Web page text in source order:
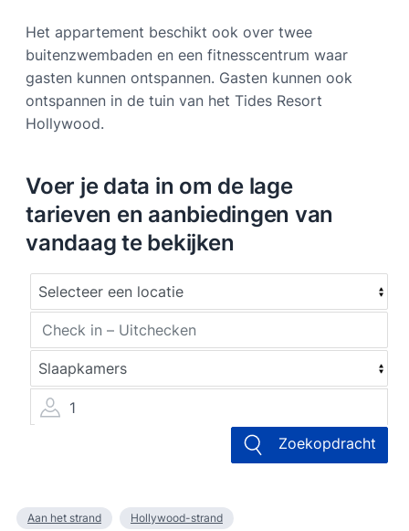
Het appartement beschikt ook over twee
buitenzwembaden en een fitnesscentrum waar
gasten kunnen ontspannen. Gasten kunnen ook
ontspannen in de tuin van het Tides Resort
Hollywood.
Voer je data in om de lage
tarieven en aanbiedingen van
vandaag te bekijken
1
Zoekopdracht
Aan het strand Hollywood-strand